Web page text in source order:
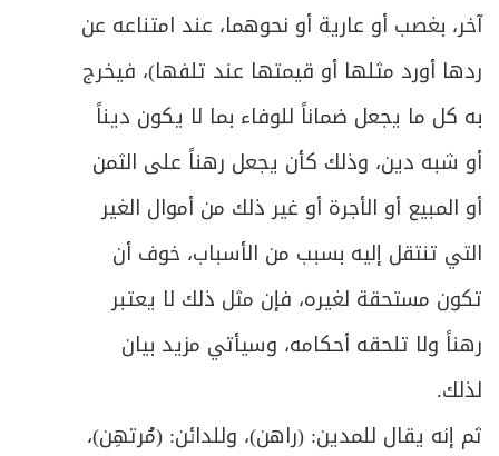
آخر، بغصب أو عارية أو نحوهما، عند امتناعه عن
ردها أورد مثلها أو قيمتها عند تلفها)، فيخرج
به كل ما يجعل ضماناً للوفاء بما لا يكون ديناً
أو شبه دين، وذلك كأن يجعل رهناً على الثمن
أو المبيع أو الأجرة أو غير ذلك من أموال الغير
التي تنتقل إليه بسبب من الأسباب، خوف أن
تكون مستحقة لغيره، فإن مثل ذلك لا يعتبر
رهناً ولا تلحقه أحكامه، وسيأتي مزيد بيان
لذلك.
ثم إنه يقال للمدين: (راهن)، وللدائن: (مُرتهِن)،
200 الباب الثالث: في الحوالة
ص
201 المبحث الأول: في عقد الحوالة والشروط
ص205 المبحث الثاني: في أحكام الأداء والتنازع
ص213 ملحق في أعمال البنوك
ص215 العمل المصرفي
225
المقصد الثالث: في مسؤولية صاحب اليد عما
بيده من مال الغير
232 الباب الأول: في الوديعة